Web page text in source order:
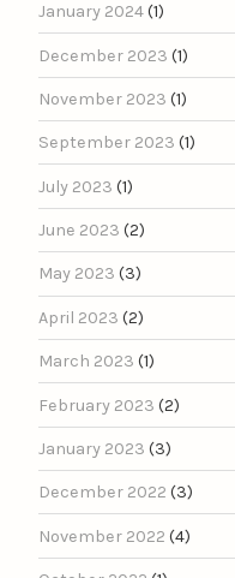
January 2024(1)
December 2023 (1)
November 2023 (1)
September 2023 (1)
July 2023 (1)
June 2023 (2)
May 2023 (3)
April 2023 (2)
March 2023 (1)
February 2023 (2)
January 2023 (3)
December 2022 (3)
November 2022 (4)